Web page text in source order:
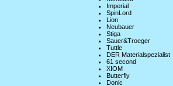
Imperial
SpinLord
Lion
Neubauer
Stiga
Sauer&Troeger
Tuttle
DER Materialspezialist
61 second
XIOM
Butterfly
Donic